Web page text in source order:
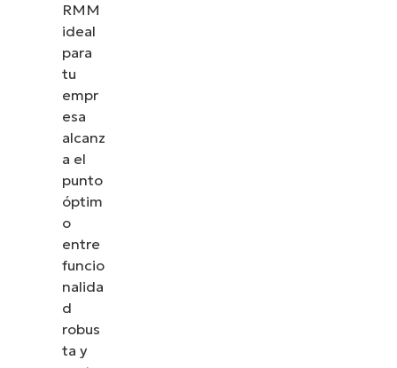
RMM
ideal
para
tu
empr
esa
alcanz
a el
punto
óptim
o
entre
funcio
nalida
d
robus
ta y